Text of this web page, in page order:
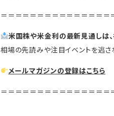
＝＝＝＝＝＝＝＝＝＝＝＝＝＝
米国株や米金利の最新見通しは
相場の先読みや注目イベントを逃さ
メールマガジンの登録はこちら
＝＝＝＝＝＝＝＝＝＝＝＝＝＝